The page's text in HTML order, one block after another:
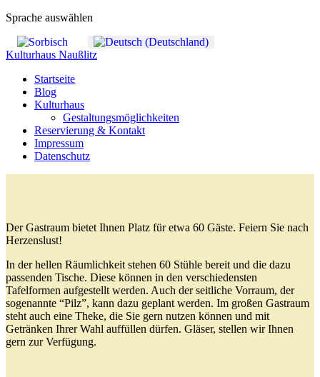
Sprache auswählen
Kulturhaus Naußlitz
Startseite
Blog
Kulturhaus
Gestaltungsmöglichkeiten
Reservierung & Kontakt
Impressum
Datenschutz
Der Gastraum bietet Ihnen Platz für etwa 60 Gäste. Feiern Sie nach
Herzenslust!
In der hellen Räumlichkeit stehen 60 Stühle bereit und die dazu
passenden Tische. Diese können in den verschiedensten
Tafelformen aufgestellt werden. Auch der seitliche Vorraum, der
sogenannte “Pilz”, kann dazu geplant werden. Im großen Gastraum
steht auch eine Theke, die Sie gern nutzen können und mit
Getränken Ihrer Wahl auffüllen dürfen. Gläser, stellen wir Ihnen
gern zur Verfügung.